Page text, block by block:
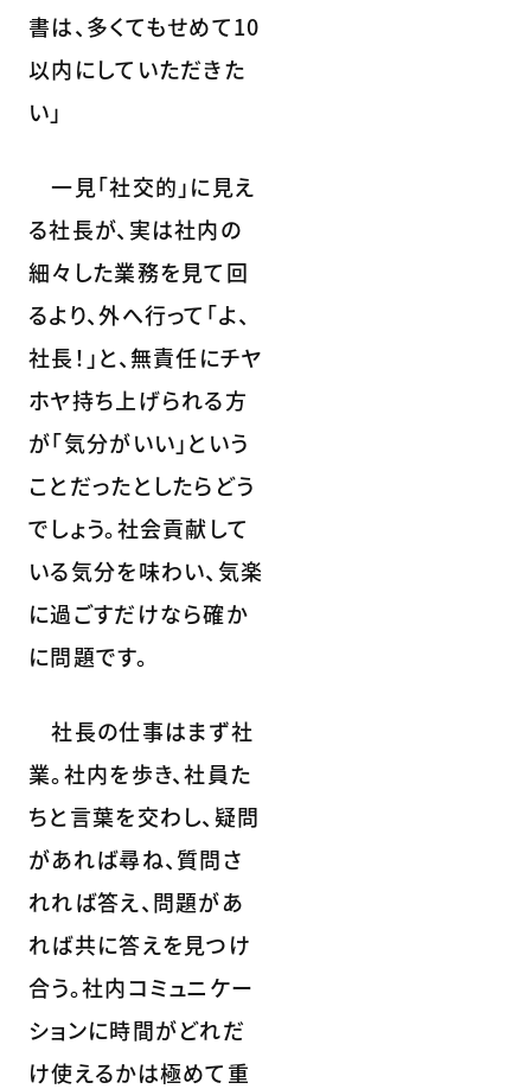
書は、多くてもせめて10
以内にしていただきた
い」
一見「社交的」に見え
る社長が、実は社内の
細々した業務を見て回
るより、外へ行って「よ、
社長！」と、無責任にチヤ
ホヤ持ち上げられる方
が「気分がいい」という
ことだったとしたらどう
でしょう。社会貢献して
いる気分を味わい、気楽
に過ごすだけなら確か
に問題です。
社長の仕事はまず社
業。社内を歩き、社員た
ちと言葉を交わし、疑問
があれば尋ね、質問さ
れれば答え、問題があ
れば共に答えを見つけ
合う。社内コミュニケー
ションに時間がどれだ
け使えるかは極めて重